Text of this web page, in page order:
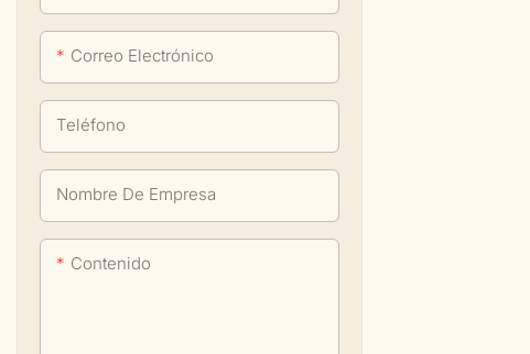
Correo Electrónico
Teléfono
Nombre De Empresa
Contenido